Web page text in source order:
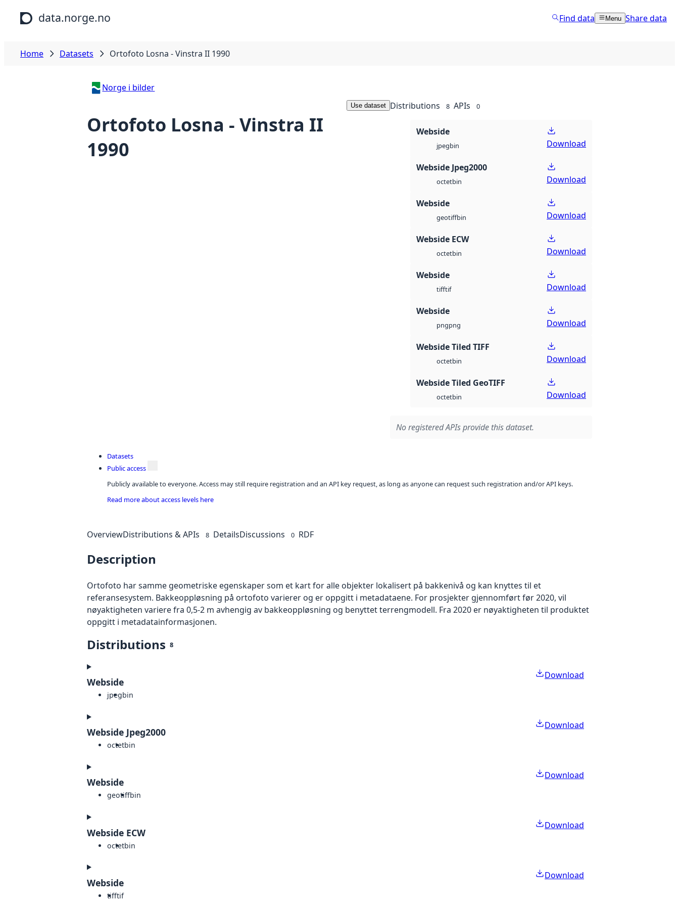
Skip to main content
data.norge.no Find data Menu Share data
Home Datasets Ortofoto Losna - Vinstra II 1990
Norge i bilder
Ortofoto Losna - Vinstra II
1990
Use dataset Distributions 8 APIs 0
Webside
jpegbin Download
Webside Jpeg2000
octetbin Download
Webside
geotiffbin Download
Webside ECW
octetbin Download
Webside
tifftif Download
Webside
pngpng Download
Webside Tiled TIFF
octetbin Download
Webside Tiled GeoTIFF
octetbin Download
No registered APIs provide this dataset.
Datasets
Public access
Publicly available to everyone. Access may still require registration and an API key request, as long as anyone can request such registration and/or API keys.
Read more about access levels here
OverviewDistributions & APIs 8 DetailsDiscussions 0 RDF
Description
Ortofoto har samme geometriske egenskaper som et kart for alle objekter lokalisert på bakkenivå og kan knyttes til et
referansesystem. Bakkeoppløsning på ortofoto varierer og er oppgitt i metadataene. For prosjekter gjennomført før 2020, vil
nøyaktigheten variere fra 0,5-2 m avhengig av bakkeoppløsning og benyttet terrengmodell. Fra 2020 er nøyaktigheten til produktet
oppgitt i metadatainformasjonen.
Distributions 8
Webside
jpegbin
Download
Webside Jpeg2000
octetbin
Download
Webside
geotiffbin
Download
Webside ECW
octetbin
Download
Webside
tifftif
Download